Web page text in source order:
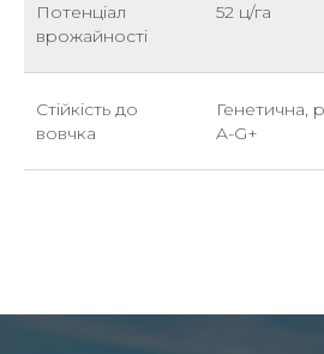
Потенціал
врожайності
52 ц/га
Стійкість до
вовчка
Генетична,
A-G+